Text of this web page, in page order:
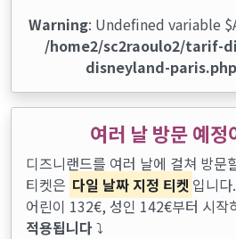
Warning: Undefined variable
/home2/sc2raoulo2/tarif-
disneyland-paris.php
여러 날 방문 예정
디즈니랜드를 여러 날에 걸쳐 방문
티켓은 다일 날짜 지정 티켓 입니다.
어린이 132€, 성인 142€부터 시작
적용됩니다⤵